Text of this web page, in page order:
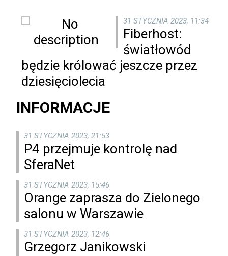
31 STYCZNIA 2023, 11:34
Fiberhost:
światłowód
będzie królować jeszcze przez
dziesięciolecia
INFORMACJE
31 STYCZNIA 2023, 21:53
P4 przejmuje kontrolę nad
SferaNet
31 STYCZNIA 2023, 15:46
Orange zaprasza do Zielonego
salonu w Warszawie
31 STYCZNIA 2023, 12:46
Grzegorz Janikowski